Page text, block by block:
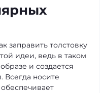
заправить толстовку
идеи, ведь в таком
и создается
носите